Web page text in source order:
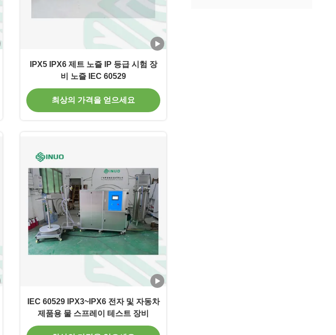
IPX5 IPX6 제트 노즐 IP 등급 시험 장
비 노즐 IEC 60529
최상의 가격을 얻으세요
IEC 60529 IPX3~IPX6 전자 및 자동차
제품용 물 스프레이 테스트 장비